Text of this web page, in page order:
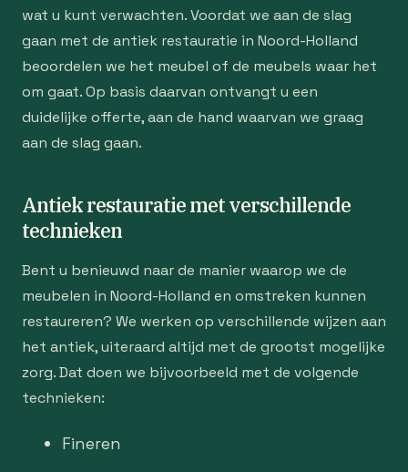
wat u kunt verwachten. Voordat we aan de slag
gaan met de antiek restauratie in Noord-Holland
beoordelen we het meubel of de meubels waar het
om gaat. Op basis daarvan ontvangt u een
duidelijke offerte, aan de hand waarvan we graag
aan de slag gaan.
Antiek restauratie met verschillende
technieken
Bent u benieuwd naar de manier waarop we de
meubelen in Noord-Holland en omstreken kunnen
restaureren? We werken op verschillende wijzen aan
het antiek, uiteraard altijd met de grootst mogelijke
zorg. Dat doen we bijvoorbeeld met de volgende
technieken:
Fineren